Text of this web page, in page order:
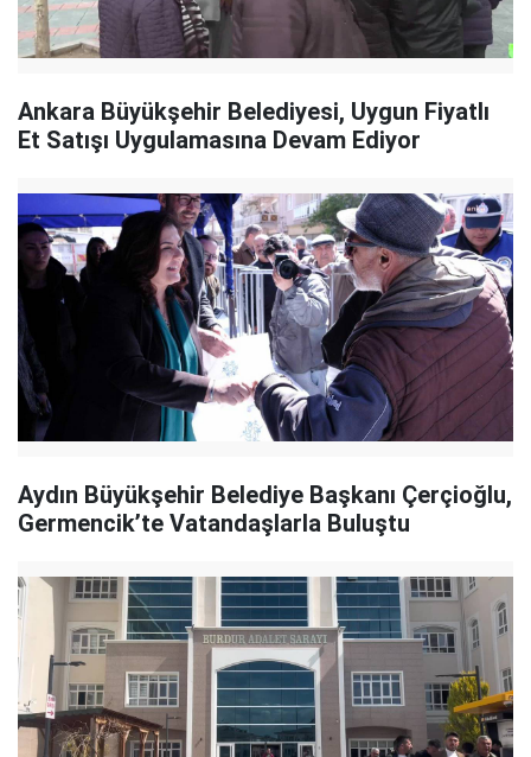
Ankara Büyükşehir Belediyesi, Uygun Fiyatlı
Et Satışı Uygulamasına Devam Ediyor
Aydın Büyükşehir Belediye Başkanı Çerçioğlu,
Germencik’te Vatandaşlarla Buluştu